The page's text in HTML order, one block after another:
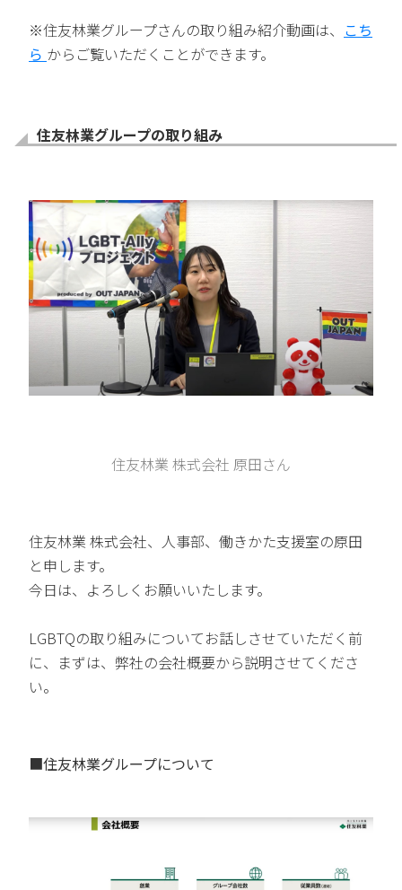
※住友林業グループさんの取り組み紹介動画は、 こち
ら からご覧いただくことができます。
住友林業グループの取り組み
住友林業 株式会社 原田さん
住友林業 株式会社、人事部、働きかた支援室の原田
と申します。
今日は、よろしくお願いいたします。
LGBTQの取り組みについてお話しさせていただく前
に、まずは、弊社の会社概要から説明させてくださ
い。
■住友林業グループについて